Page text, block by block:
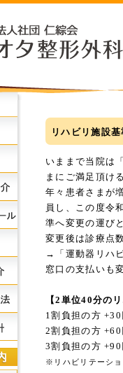
リハビリ施設
いままで当院は
まにご満足頂け
年々患者さまが
員し、この度令
準へ変更の運び
変更後は診療点
→「運動器リハ
窓口の支払いも
【2単位40分の
1割負担の方
2割負担の方
3割負担の方
※リハビリテーシ